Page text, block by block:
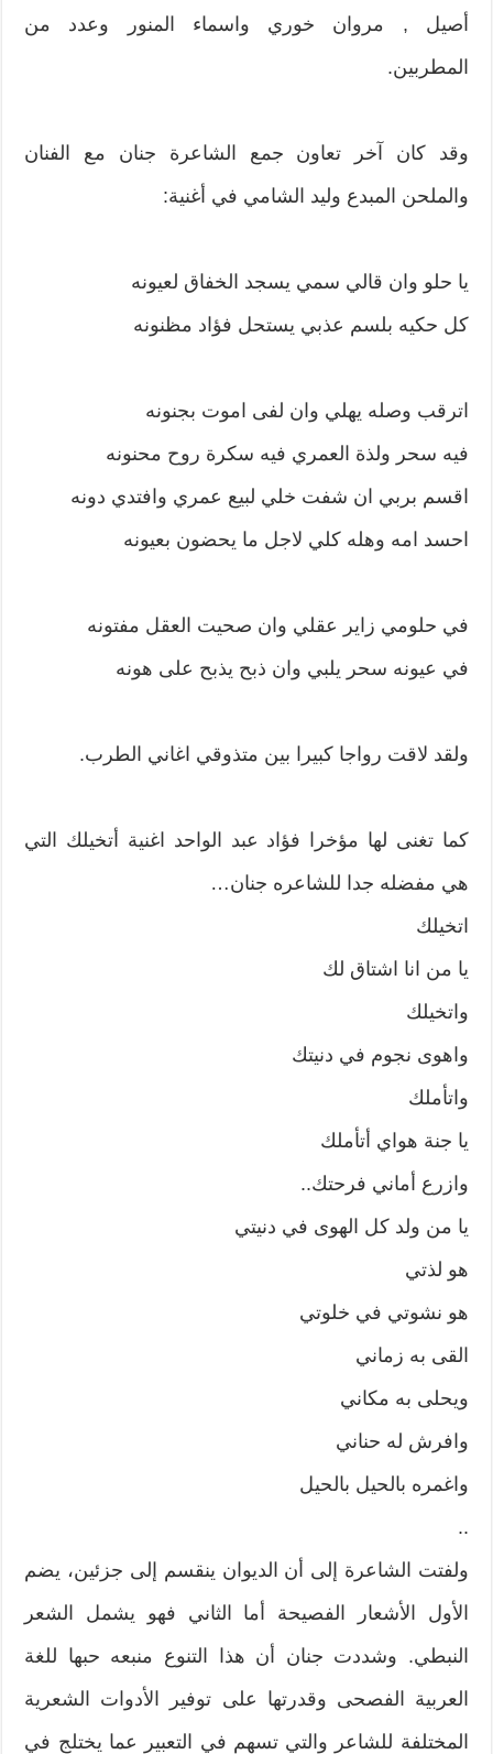
أصيل , مروان خوري واسماء المنور وعدد من
المطربين.
وقد كان آخر تعاون جمع الشاعرة جنان مع الفنان
والملحن المبدع وليد الشامي في أغنية:
يا حلو وان قالي سمي يسجد الخفاق لعيونه
كل حكيه بلسم عذبي يستحل فؤاد مظنونه
اترقب وصله يهلي وان لفى اموت بجنونه
فيه سحر ولذة العمري فيه سكرة روح محنونه
اقسم بربي ان شفت خلي لبيع عمري وافتدي دونه
احسد امه وهله كلي لاجل ما يحضون بعيونه
في حلومي زاير عقلي وان صحيت العقل مفتونه
في عيونه سحر يلبي وان ذبح يذبح على هونه
ولقد لاقت رواجا كبيرا بين متذوقي اغاني الطرب.
كما تغنى لها مؤخرا فؤاد عبد الواحد اغنية أتخيلك التي
هي مفضله جدا للشاعره جنان…
اتخيلك
يا من انا اشتاق لك
واتخيلك
واهوى نجوم في دنيتك
واتأملك
يا جنة هواي أتأملك
وازرع أماني فرحتك..
يا من ولد كل الهوى في دنيتي
هو لذتي
هو نشوتي في خلوتي
القى به زماني
ويحلى به مكاني
وافرش له حناني
واغمره بالحيل بالحيل
..
ولفتت الشاعرة إلى أن الديوان ينقسم إلى جزئين، يضم
الأول الأشعار الفصيحة أما الثاني فهو يشمل الشعر
النبطي. وشددت جنان أن هذا التنوع منبعه حبها للغة
العربية الفصحى وقدرتها على توفير الأدوات الشعرية
المختلفة للشاعر والتي تسهم في التعبير عما يختلج في